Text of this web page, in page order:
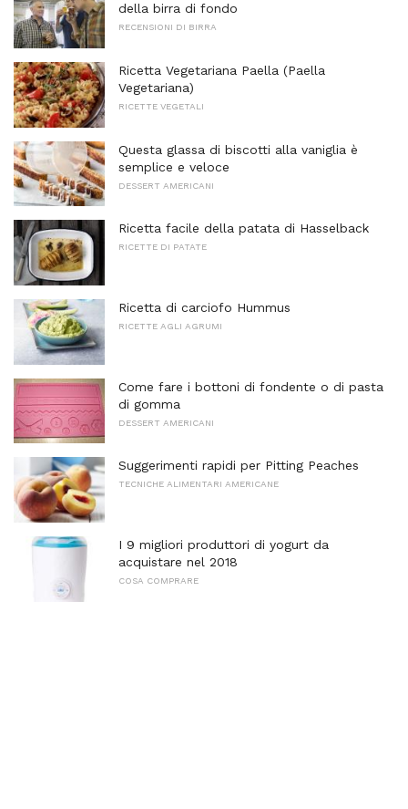
della birra di fondo
RECENSIONI DI BIRRA
Ricetta Vegetariana Paella (Paella
Vegetariana)
RICETTE VEGETALI
Questa glassa di biscotti alla vaniglia è
semplice e veloce
DESSERT AMERICANI
Ricetta facile della patata di Hasselback
RICETTE DI PATATE
Ricetta di carciofo Hummus
RICETTE AGLI AGRUMI
Come fare i bottoni di fondente o di pasta
di gomma
DESSERT AMERICANI
Suggerimenti rapidi per Pitting Peaches
TECNICHE ALIMENTARI AMERICANE
I 9 migliori produttori di yogurt da
acquistare nel 2018
COSA COMPRARE